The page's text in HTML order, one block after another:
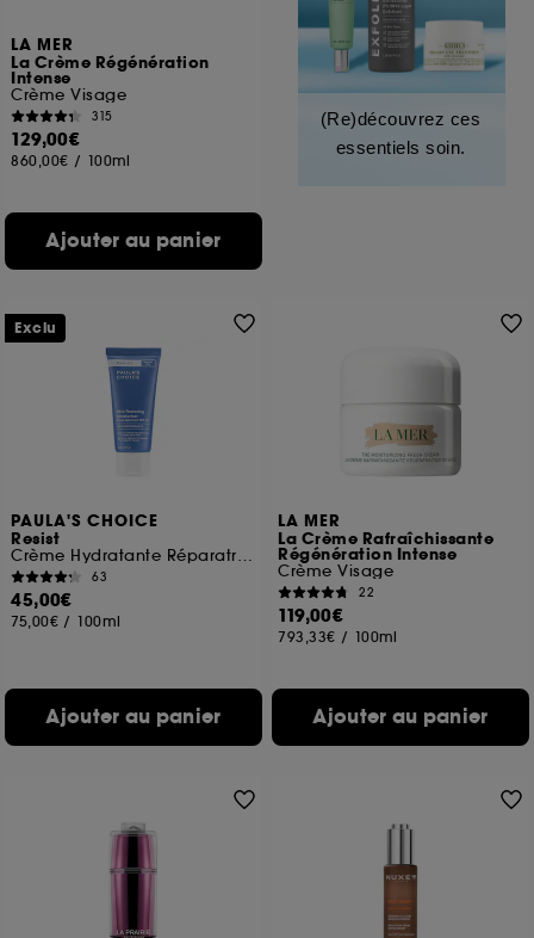
LA MER
La Crème Régénération
Intense
Crème Visage
315
129,00€
860,00€ / 100ml
Ajouter au panier
(Re)découvrez ces
essentiels soin.
PAULA'S CHOICE
Resist
Crème Hydratante Réparatrice SPF 50
63
45,00€
75,00€ / 100ml
Ajouter au panier
Exclu
LA MER
La Crème Rafraîchissante
Régénération Intense
Crème Visage
22
119,00€
793,33€ / 100ml
Ajouter au panier